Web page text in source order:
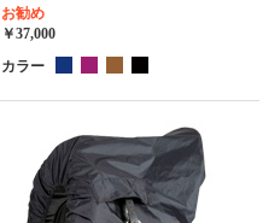
お勧め
￥37,000
カラー